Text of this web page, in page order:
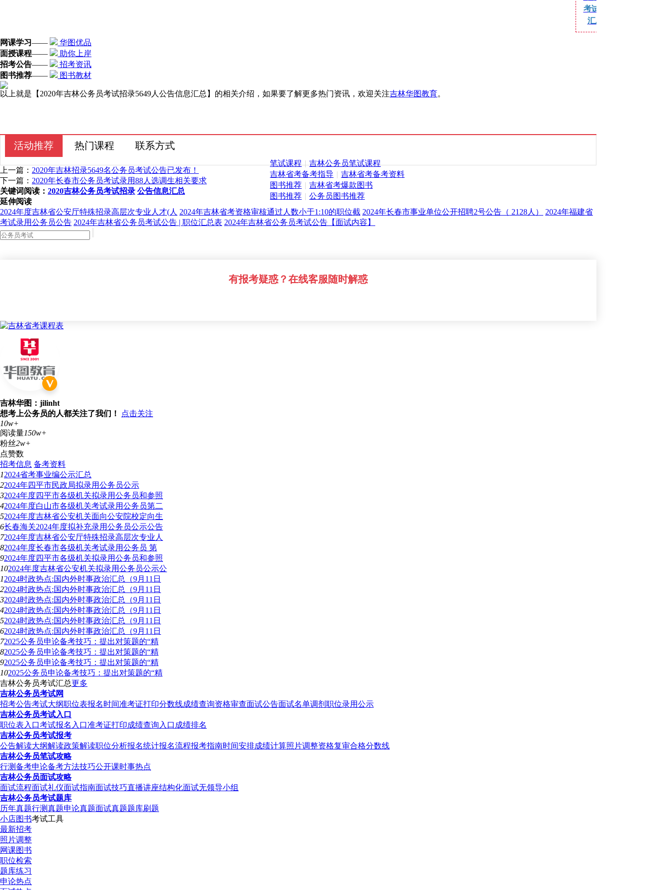
考试公告
汇总
网课学习——
华图优品
面授课程——
助你上岸
招考公告——
招考资讯
图书推荐—— 图书教材
以上就是【2020年吉林公务员考试招录5649人公告信息汇总】的相关介绍，如果要了解更多热门资讯，欢迎关注吉林华图教育。
活动推荐 热门课程 联系方式
笔试课程 | 吉林公务员笔试课程
吉林省考备考指导 | 吉林省考备考资料
图书推荐 | 吉林省考爆款图书
图书推荐 | 公务员图书推荐
上一篇： 2020年吉林招录5649名公务员考试公告已发布！
下一篇： 2020年长春市公务员考试录用88人选调生相关要求
关键词阅读： 2020吉林公务员考试招录 公告信息汇总
延伸阅读
2024年度吉林省公安厅特殊招录高层次专业人才(人 2024年吉林省考资格审核通过人数小于1:10的职位截 2024年长春市事业单位公开招聘2号公告（ 2128人）
2024年福建省
考试录用公务员公告 2024年吉林省公务员考试公告 | 职位汇总表 2024年吉林省公务员考试公告【面试内容】
有报考疑惑？在线客服随时解惑
吉林华图：jilinht
想考上公务员的人都关注了我们！
点击关注
10w+
阅读量150w+
粉丝2w+
点赞数
招考信息 备考资料
12024省考事业编公示汇总
22024年四平市民政局拟录用公务员公示
32024年度四平市各级机关拟录用公务员和参照
42024年度白山市各级机关考试录用公务员第二
52024年度吉林省公安机关面向公安院校定向生
6长春海关2024年度拟补充录用公务员公示公告
72024年度吉林省公安厅特殊招录高层次专业人
82024年度长春市各级机关考试录用公务员 第
92024年度四平市各级机关拟录用公务员和参照
102024年度吉林省公安机关拟录用公务员公示公
12024时政热点:国内外时事政治汇总（9月11日
22024时政热点:国内外时事政治汇总（9月11日
32024时政热点:国内外时事政治汇总（9月11日
42024时政热点:国内外时事政治汇总（9月11日
52024时政热点:国内外时事政治汇总（9月11日
62024时政热点:国内外时事政治汇总（9月11日
72025公务员申论备考技巧：提出对策题的“精
82025公务员申论备考技巧：提出对策题的“精
92025公务员申论备考技巧：提出对策题的“精
102025公务员申论备考技巧：提出对策题的“精
吉林公务员考试汇总更多
吉林公务员考试网
招考公告考试大纲职位表报名时间准考证打印分数线成绩查询资格审查面试公告面试名单调剂职位录用公示
吉林公务员考试入口
职位表入口考试报名入口准考证打印成绩查询入口 成绩排名
吉林公务员考试报考
公告解读大纲解读政策解读职位分析报名统计报名流程报考指南时间安排成绩计算照片调整资格复审合格分数线
吉林公务员笔试攻略
行测备考申论备考方法技巧公开课时事热点
吉林公务员面试攻略
面试流程面试礼仪面试指南面试技巧直播讲座结构化面试无领导小组
吉林公务员考试题库
历年真题行测真题申论真题面试真题题库刷题
小店图书考试工具
最新招考
照片调整
网课图书
职位检索
题库练习
申论热点